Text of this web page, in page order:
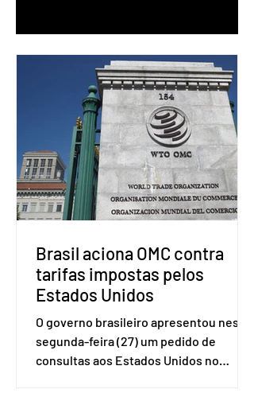
Brasil aciona OMC contra
tarifas impostas pelos
Estados Unidos
O governo brasileiro apresentou nesta
segunda-feira (27) um pedido de
consultas aos Estados Unidos no